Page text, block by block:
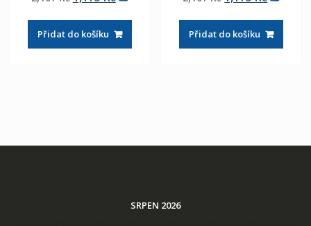
z 5
byla:
2,107 Kč
je:
1,175 Kč
Přidat do košíku
z 5
byla:
2,107 Kč
je:
1,175 Kč
Přidat do košíku
SRPEN 2026